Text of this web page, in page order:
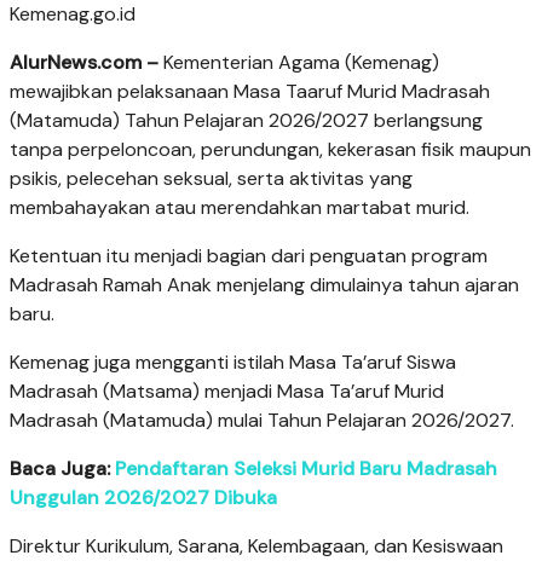
Kemenag.go.id
AlurNews.com –Kementerian Agama (Kemenag)
mewajibkan pelaksanaan Masa Taaruf Murid Madrasah
(Matamuda) Tahun Pelajaran 2026/2027 berlangsung
tanpa perpeloncoan, perundungan, kekerasan fisik maupun
psikis, pelecehan seksual, serta aktivitas yang
membahayakan atau merendahkan martabat murid.
Ketentuan itu menjadi bagian dari penguatan program
Madrasah Ramah Anak menjelang dimulainya tahun ajaran
baru.
Kemenag juga mengganti istilah Masa Ta’aruf Siswa
Madrasah (Matsama) menjadi Masa Ta’aruf Murid
Madrasah (Matamuda) mulai Tahun Pelajaran 2026/2027.
Baca Juga:Pendaftaran Seleksi Murid Baru Madrasah
Unggulan 2026/2027 Dibuka
Direktur Kurikulum, Sarana, Kelembagaan, dan Kesiswaan